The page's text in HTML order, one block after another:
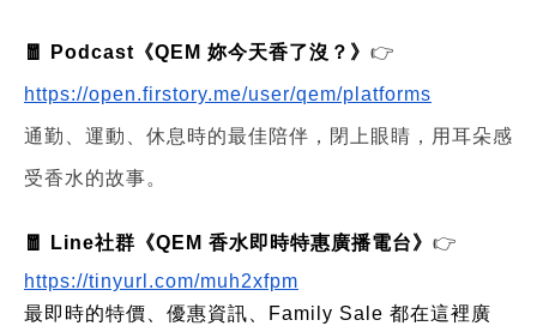
🧧 Podcast《QEM 妳今天香了沒？》 👉
https://open.firstory.me/user/qem/platforms
通勤、運動、休息時的最佳陪伴，閉上眼睛，用耳朵感
受香水的故事。
🧧 Line社群《QEM 香水即時特惠廣播電台》 👉
https://tinyurl.com/muh2xfpm
最即時的特價、優惠資訊、Family Sale 都在這裡廣